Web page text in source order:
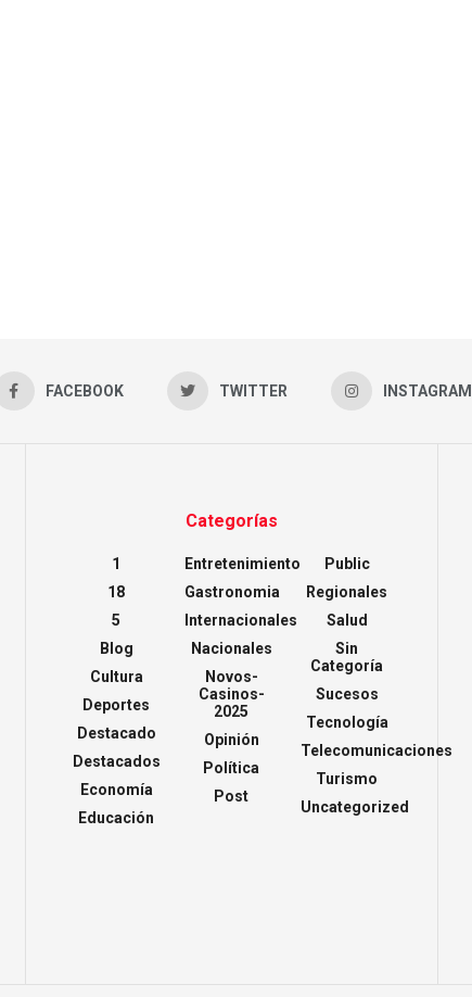
FACEBOOK TWITTER INSTAGRAM
Categorías
1
18
5
Blog
Cultura
Deportes
Destacado
Destacados
Economía
Educación
Entretenimiento
Gastronomia
Internacionales
Nacionales
Novos-
Casinos-
2025
Opinión
Política
Post
Public
Regionales
Salud
Sin
Categoría
Sucesos
Tecnología
Telecomunicaciones
Turismo
Uncategorized